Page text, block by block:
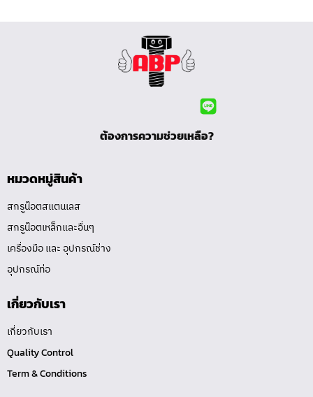
ต้องการความช่วยเหลือ?
หมวดหมู่สินค้า
สกรูน๊อตสแตนเลส
สกรูน๊อตเหล็กและอื่นๆ
เครื่องมือ และ อุปกรณ์ช่าง
อุปกรณ์ท่อ
เกี่ยวกับเรา
เกี่ยวกับเรา
Quality Control
Term & Conditions